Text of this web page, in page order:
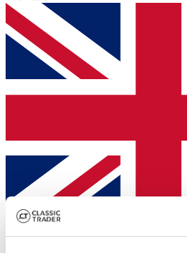
Venditore